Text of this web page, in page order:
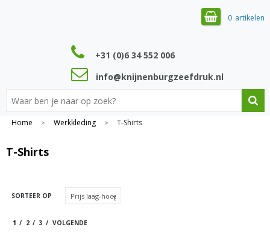
0
+31 (0)6 34 552 006
info@knijnenburgzeefdruk.nl
Home > Werkkleding > T-Shirts
T-Shirts
SORTEER OP
1 2 3 VOLGENDE